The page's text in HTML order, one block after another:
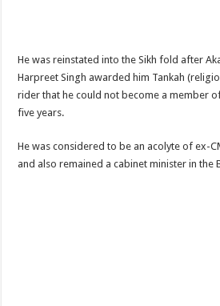
He was reinstated into the Sikh fold after
Harpreet Singh awarded him Tankah
rider that he could not become a member
five years.
He was considered to be an acolyte of ex-
and also remained a cabinet minister in the